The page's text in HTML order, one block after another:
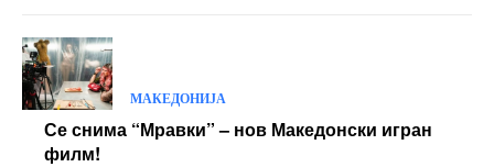
МАКЕДОНИЈА
Се снима “Мравки” – нов Македонски игран
филм!